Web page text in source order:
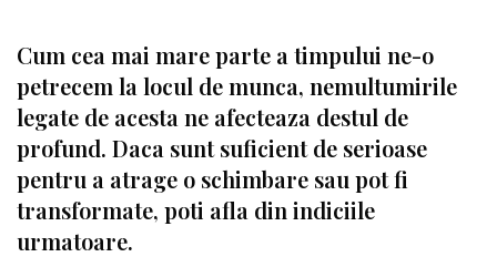
Cum cea mai mare parte a timpului ne-o
petrecem la locul de munca, nemultumirile
legate de acesta ne afecteaza destul de
profund. Daca sunt suficient de serioase
pentru a atrage o schimbare sau pot fi
transformate, poti afla din indiciile
urmatoare.